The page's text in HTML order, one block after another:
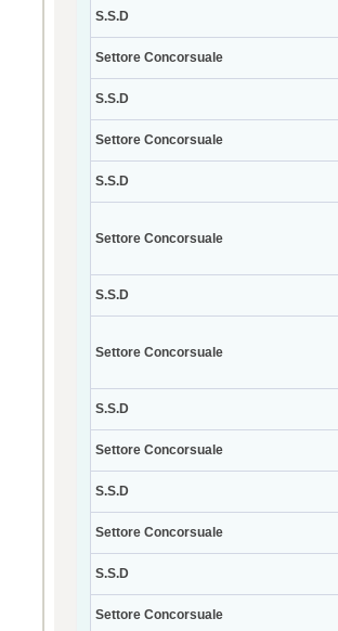
S.S.D
Settore Concorsuale
S.S.D
Settore Concorsuale
S.S.D
Settore Concorsuale
S.S.D
Settore Concorsuale
S.S.D
Settore Concorsuale
S.S.D
Settore Concorsuale
S.S.D
Settore Concorsuale